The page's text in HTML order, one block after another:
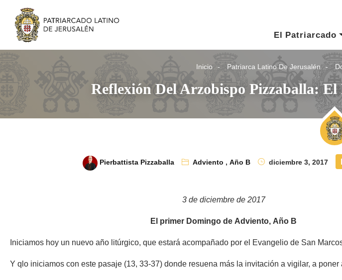
El Patriarcado
Inicio Patriarca Latino De Jerusalén
Reflexión Del Arzobispo Pizzaballa:
Pierbattista Pizzaballa Adviento ,Año B diciembre 3, 2017
3 de diciembre de 2017
El primer Domingo de Adviento, Año B
Iniciamos hoy un nuevo año litúrgico, que estará acompañado por el Evangelio de San
Y qlo iniciamos con este pasaje (13, 33-37) donde resuena más la invitación a vigilar, a